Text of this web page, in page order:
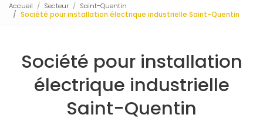
Accueil Secteur
Saint-Quentin
Société pour installation électrique industrielle Saint-Quentin
Société pour installation
électrique industrielle
Saint-Quentin